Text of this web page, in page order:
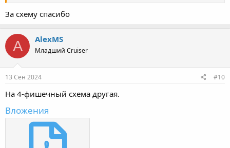
За схему спасибо
A AlexMS
Младший Cruiser
13 Сен 2024 #10
На 4-фишечный схема другая.
Вложения